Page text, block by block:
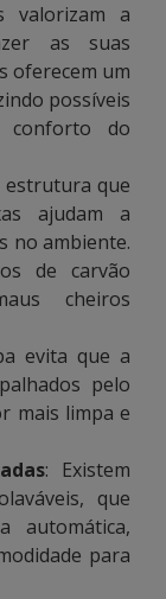
valorizam a
as suas
oferecem um
possíveis
conforto do
estrutura que
ajudam a
no ambiente.
de carvão
cheiros
evita que a
pelo
mais limpa e
: Existem
que
automática,
para